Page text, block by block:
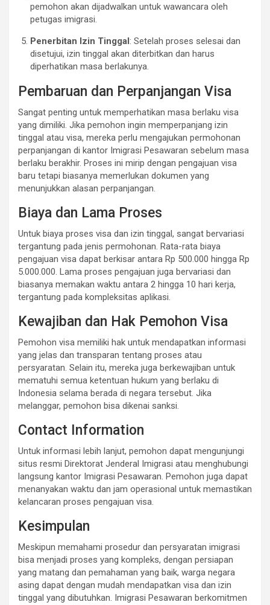
pemohon akan dijadwalkan untuk wawancara oleh
petugas imigrasi.
Penerbitan Izin Tinggal: Setelah proses selesai dan
disetujui, izin tinggal akan diterbitkan dan harus
diperhatikan masa berlakunya.
Pembaruan dan Perpanjangan Visa
Sangat penting untuk memperhatikan masa berlaku visa
yang dimiliki. Jika pemohon ingin memperpanjang izin
tinggal atau visa, mereka perlu mengajukan permohonan
perpanjangan di kantor Imigrasi Pesawaran sebelum masa
berlaku berakhir. Proses ini mirip dengan pengajuan visa
baru tetapi biasanya memerlukan dokumen yang
menunjukkan alasan perpanjangan.
Biaya dan Lama Proses
Untuk biaya proses visa dan izin tinggal, sangat bervariasi
tergantung pada jenis permohonan. Rata-rata biaya
pengajuan visa dapat berkisar antara Rp 500.000 hingga Rp
5.000.000. Lama proses pengajuan juga bervariasi dan
biasanya memakan waktu antara 2 hingga 10 hari kerja,
tergantung pada kompleksitas aplikasi.
Kewajiban dan Hak Pemohon Visa
Pemohon visa memiliki hak untuk mendapatkan informasi
yang jelas dan transparan tentang proses atau
persyaratan. Selain itu, mereka juga berkewajiban untuk
mematuhi semua ketentuan hukum yang berlaku di
Indonesia selama berada di negara tersebut. Jika
melanggar, pemohon bisa dikenai sanksi.
Contact Information
Untuk informasi lebih lanjut, pemohon dapat mengunjungi
situs resmi Direktorat Jenderal Imigrasi atau menghubungi
langsung kantor Imigrasi Pesawaran. Pemohon juga dapat
menanyakan waktu dan jam operasional untuk memastikan
kelancaran proses pengajuan visa.
Kesimpulan
Meskipun memahami prosedur dan persyaratan imigrasi
bisa menjadi proses yang kompleks, dengan persiapan
yang matang dan pemahaman yang baik, warga negara
asing dapat dengan mudah mendapatkan visa dan izin
tinggal yang dibutuhkan. Imigrasi Pesawaran berkomitmen